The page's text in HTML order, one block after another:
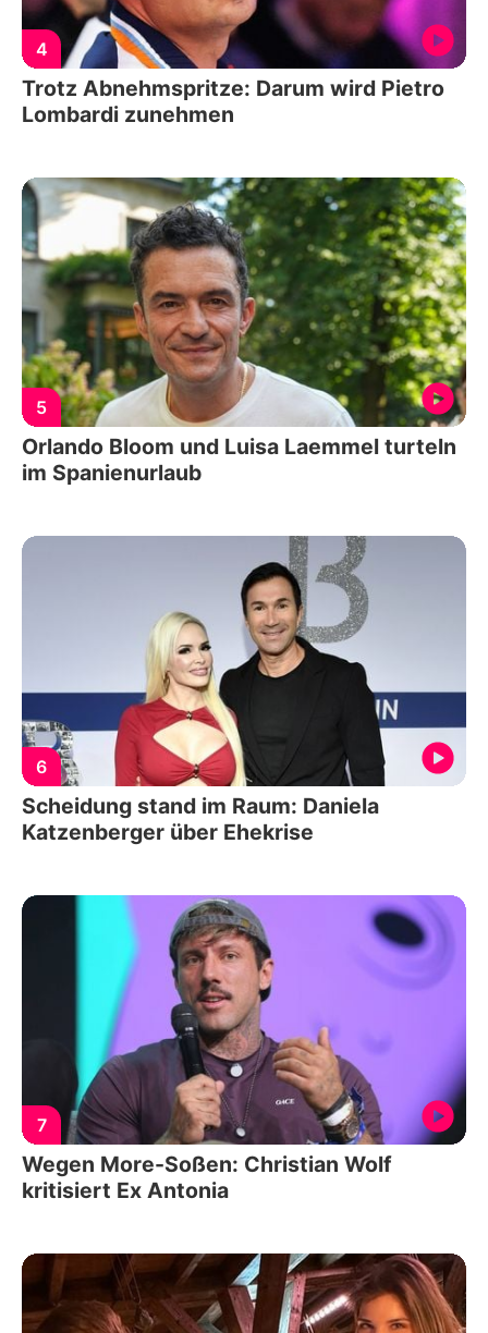
4
Trotz Abnehmspritze: Darum wird Pietro
Lombardi zunehmen
5
Orlando Bloom und Luisa Laemmel turteln
im Spanienurlaub
6
Scheidung stand im Raum: Daniela
Katzenberger über Ehekrise
7
Wegen More-Soßen: Christian Wolf
kritisiert Ex Antonia